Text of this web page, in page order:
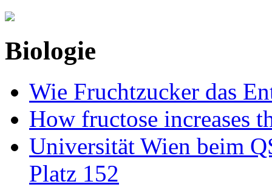
Biologie
Wie Fruchtzucker das
How fructose increases
Universität Wien beim
Platz 152